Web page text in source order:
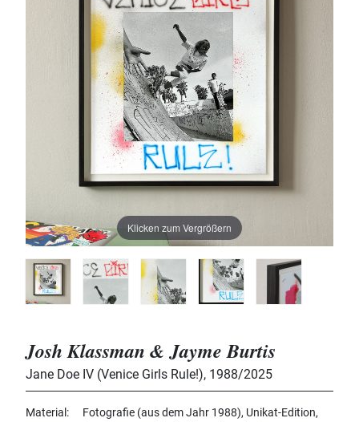
Klicken zum Vergrößern
Josh Klassman & Jayme Burtis
Jane Doe IV (Venice Girls Rule!), 1988/2025
Material
Fotografie (aus dem Jahr 1988), Unikat-Edition,